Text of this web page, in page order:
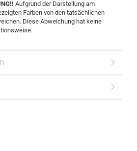
Aufgrund der Darstellung am
Farben von den tatsächlichen
Diese Abweichung hat keine